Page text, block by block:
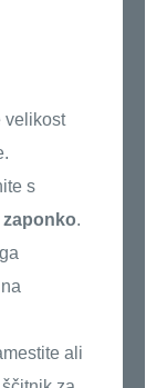
velikost
s
.
ali